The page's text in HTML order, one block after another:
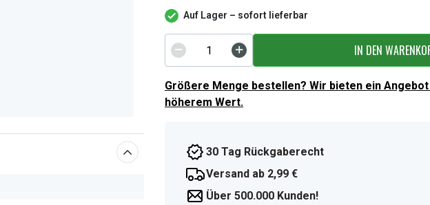
Auf Lager – sofort lieferbar
IN DEN
Größere Menge bestellen? Wir bieten ein
höherem Wert.
30 Tag Rückgaberecht
Versand ab 2,99 €
Über 500.000 Kunden!